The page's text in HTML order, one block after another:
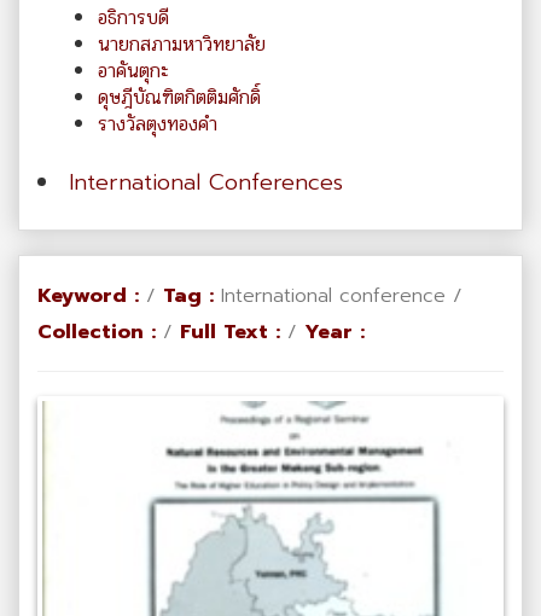
อธิการบดี
นายกสภามหาวิทยาลัย
อาคันตุกะ
ดุษฎีบัณฑิตกิตติมศักดิ์
รางวัลตุงทองคำ
International Conferences
Keyword : / Tag : International conference /
Collection : / Full Text : / Year :